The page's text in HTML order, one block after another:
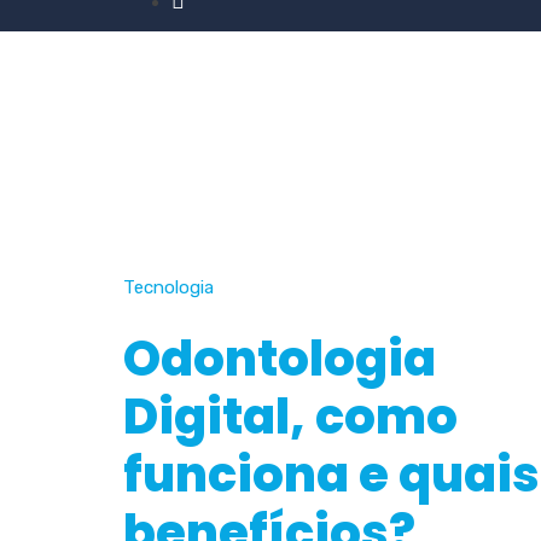
Tecnologia
Odontologia
Digital, como
funciona e quais